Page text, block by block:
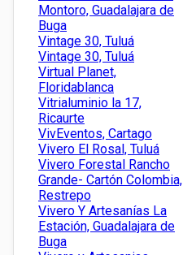
Montoro, Guadalajara de
Buga
Vintage 30, Tuluá
Vintage 30, Tuluá
Virtual Planet,
Floridablanca
Vitrialuminio la 17,
Ricaurte
VivEventos, Cartago
Vivero El Rosal, Tuluá
Vivero Forestal Rancho
Grande- Cartón Colombia,
Restrepo
Vivero Y Artesanías La
Estación, Guadalajara de
Buga